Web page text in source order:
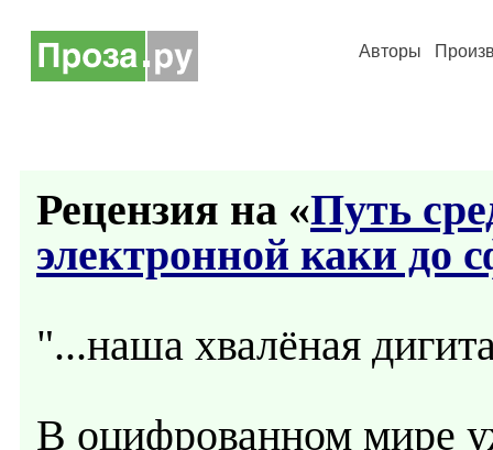
Авторы
Рецензия на «Путь
электронной каки до
"...наша хвалёная
В оцифрованном мире